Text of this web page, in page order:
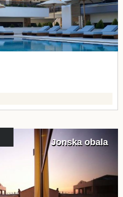
Jonska obala